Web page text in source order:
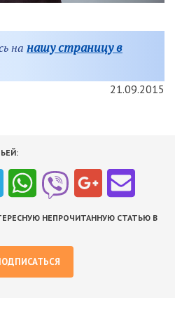
на нашу страницу в
21.09.2015
НЕПРОЧИТАННУЮ СТАТЬЮ В